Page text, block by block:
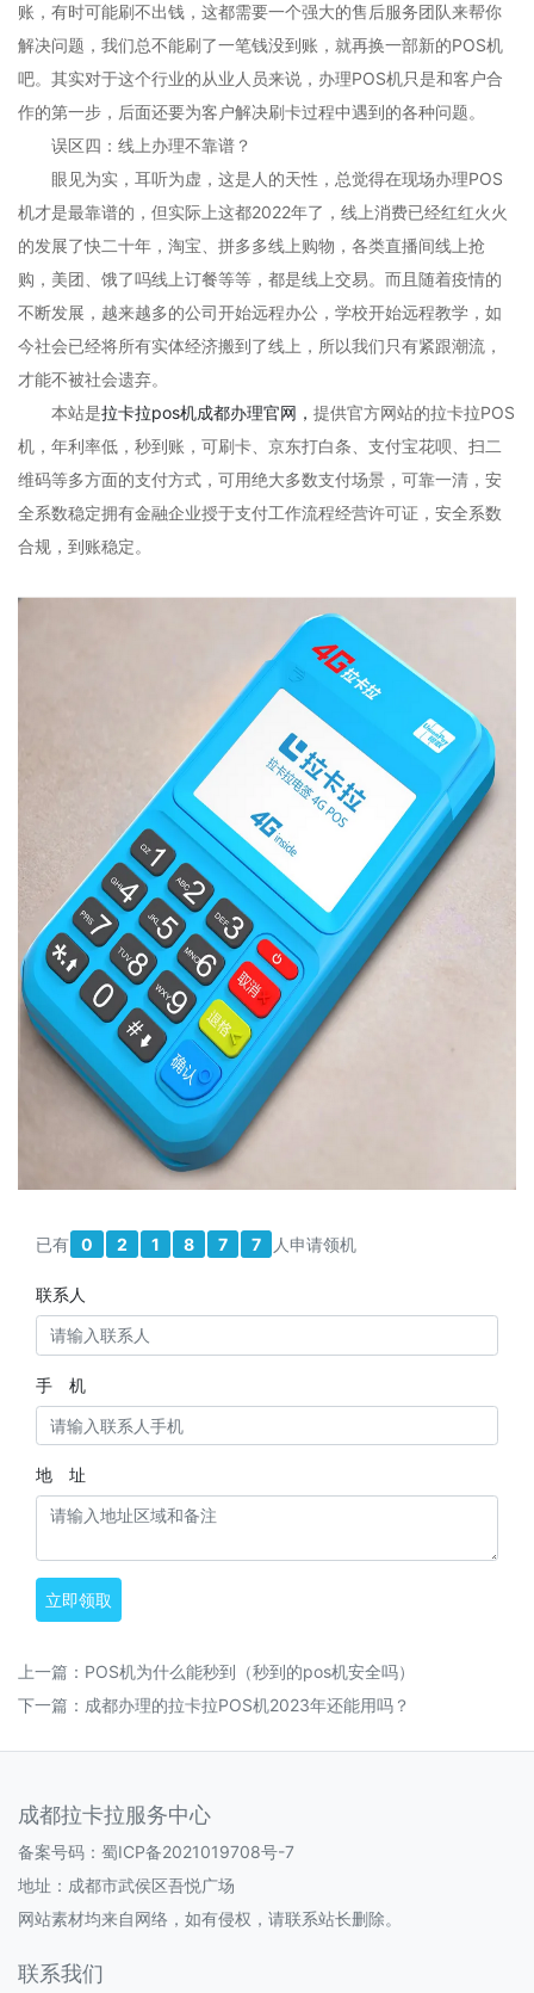
账，有时可能刷不出钱，这都需要一个强大的售后服务团队来帮你
解决问题，我们总不能刷了一笔钱没到账，就再换一部新的POS机
吧。其实对于这个行业的从业人员来说，办理POS机只是和客户合
作的第一步，后面还要为客户解决刷卡过程中遇到的各种问题。
误区四：线上办理不靠谱？
眼见为实，耳听为虚，这是人的天性，总觉得在现场办理POS
机才是最靠谱的，但实际上这都2022年了，线上消费已经红红火火
的发展了快二十年，淘宝、拼多多线上购物，各类直播间线上抢
购，美团、饿了吗线上订餐等等，都是线上交易。而且随着疫情的
不断发展，越来越多的公司开始远程办公，学校开始远程教学，如
今社会已经将所有实体经济搬到了线上，所以我们只有紧跟潮流，
才能不被社会遗弃。
本站是拉卡拉pos机成都办理官网， 提供官方网站的拉卡拉POS
机，年利率低，秒到账，可刷卡、京东打白条、支付宝花呗、扫二
维码等多方面的支付方式，可用绝大多数支付场景，可靠一清，安
全系数稳定拥有金融企业授于支付工作流程经营许可证，安全系数
合规，到账稳定。
已有 0 2 1 8 7 7 人申请领机
联系人
手 机
地 址
立即领取
上一篇： POS机为什么能秒到（秒到的pos机安全吗）
下一篇： 成都办理的拉卡拉POS机2023年还能用吗？
成都拉卡拉服务中心
备案号码： 蜀ICP备2021019708号-7
地址：成都市武侯区吾悦广场
网站素材均来自网络，如有侵权，请联系站长删除。
联系我们